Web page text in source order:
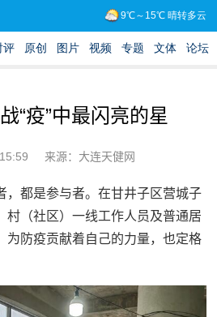
“疫”中最闪亮的星
来源：大连天健网
，都是参与者。在甘井子区营城子
村（社区）一线工作人员及普通居
为防疫贡献着自己的力量，也定格